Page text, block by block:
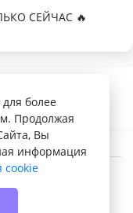
СЕЙЧАС 🔥
интерьеров
совершенном сне
более
Продолжая
Вы
информация
cookie